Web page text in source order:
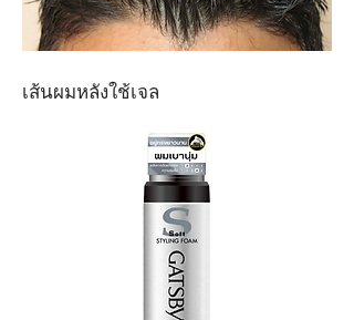
เส้นผมหลังใช้เจล